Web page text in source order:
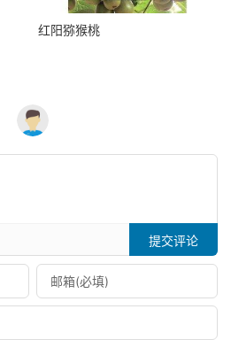
红阳猕猴桃
提交评论